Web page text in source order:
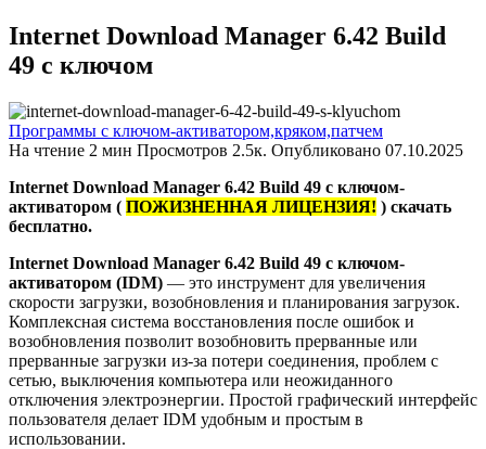
Internet Download Manager 6.42 Build
49 с ключом
Программы с ключом-активатором,кряком,патчем
На чтение 2 мин Просмотров 2.5к. Опубликовано 07.10.2025
Internet Download Manager 6.42 Build 49 с ключом-
активатором ( ПОЖИЗНЕННАЯ ЛИЦЕНЗИЯ! ) скачать
бесплатно.
Internet Download Manager 6.42 Build 49 с ключом-
активатором (IDM) — это инструмент для увеличения
скорости загрузки, возобновления и планирования загрузок.
Комплексная система восстановления после ошибок и
возобновления позволит возобновить прерванные или
прерванные загрузки из-за потери соединения, проблем с
сетью, выключения компьютера или неожиданного
отключения электроэнергии. Простой графический интерфейс
пользователя делает IDM удобным и простым в
использовании.